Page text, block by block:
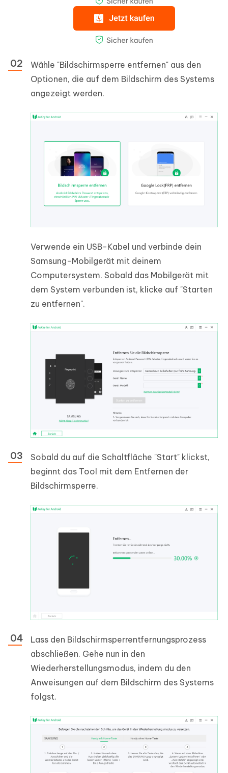
Wähle "Bildschirmsperre entfernen" aus den
Optionen, die auf dem Bildschirm des Systems
angezeigt werden.
Verwende ein USB-Kabel und verbinde dein
Samsung-Mobilgerät mit deinem
Computersystem. Sobald das Mobilgerät mit
dem System verbunden ist, klicke auf "Starten
zu entfernen".
Sobald du auf die Schaltfläche "Start" klickst,
beginnt das Tool mit dem Entfernen der
Bildschirmsperre.
Lass den Bildschirmsperrentfernungsprozess
abschließen. Gehe nun in den
Wiederherstellungsmodus, indem du den
Anweisungen auf dem Bildschirm des Systems
folgst.